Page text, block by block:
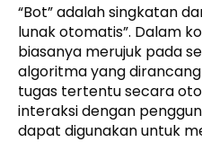
“Bot” adalah singkatan
lunak otomatis”. Dalam
biasanya merujuk pada
algoritma yang
tugas tertentu secara
interaksi dengan
dapat digunakan untuk